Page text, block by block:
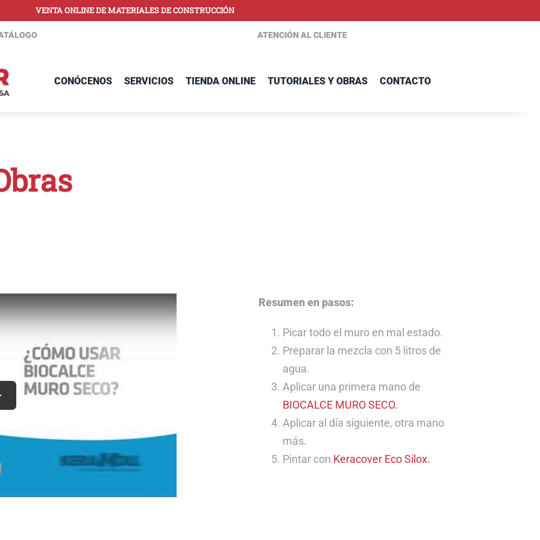
VENTA ONLINE DE MATERIALES DE CONSTRUCCIÓN
ATENCIÓN AL CLIENTE
CONÓCENOS SERVICIOS TIENDA ONLINE TUTORIALES Y OBRAS CONTACTO
Resumen en pasos:
Picar todo el muro en mal estado.
Preparar la mezcla con 5 litros de
agua.
Aplicar una primera mano de
BIOCALCE MURO SECO.
Aplicar al día siguiente, otra mano
más.
Pintar con Keracover Eco Silox.